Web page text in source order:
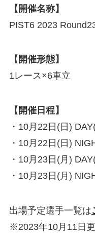
【開催名称】
PIST6 2023
【開催形態】
1レース×6車立
【開催日程】
・10月22日(日)
・10月22日(日)
・10月23日(月)
・10月23日(月)
出場予定選手一覧は
※2023年10月11日